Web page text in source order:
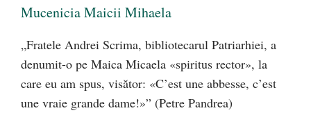
Mucenicia Maicii Mihaela
„Fratele Andrei Scrima, bibliotecarul Patriarhiei, a
denumit-o pe Maica Micaela «spiritus rector», la
care eu am spus, visător: «C’est une abbesse, c’est
une vraie grande dame!»” (Petre Pandrea)